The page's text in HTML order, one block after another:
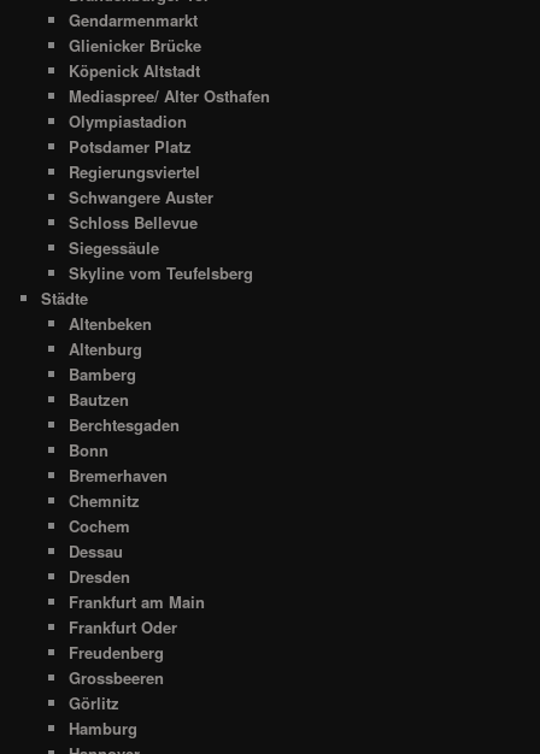
Gendarmenmarkt
Glienicker Brücke
Köpenick Altstadt
Mediaspree/ Alter Osthafen
Olympiastadion
Potsdamer Platz
Regierungsviertel
Schwangere Auster
Schloss Bellevue
Siegessäule
Skyline vom Teufelsberg
Städte
Altenbeken
Altenburg
Bamberg
Bautzen
Berchtesgaden
Bonn
Bremerhaven
Chemnitz
Cochem
Dessau
Dresden
Frankfurt am Main
Frankfurt Oder
Freudenberg
Grossbeeren
Görlitz
Hamburg